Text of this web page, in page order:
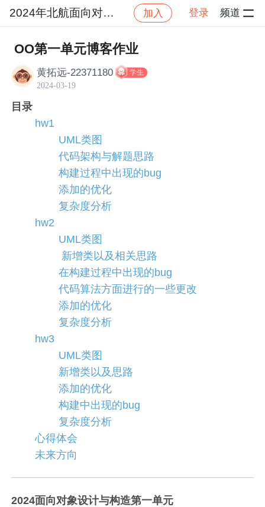
2024年北航面向对象设计与构造 加入 登录 频道
社区 2024年北航面向对象设计与构造
OO第一单元博客作业
黄拓远-22371180 学生
2024-03-19
目录
hw1
UML类图
代码架构与解题思路
构建过程中出现的bug
添加的优化
复杂度分析
hw2
UML类图
新增类以及相关思路
在构建过程中出现的bug
代码算法方面进行的一些更改
添加的优化
复杂度分析
hw3
UML类图
新增类以及思路
添加的优化
构建中出现的bug
复杂度分析
心得体会
未来方向
2024面向对象设计与构造第一单元